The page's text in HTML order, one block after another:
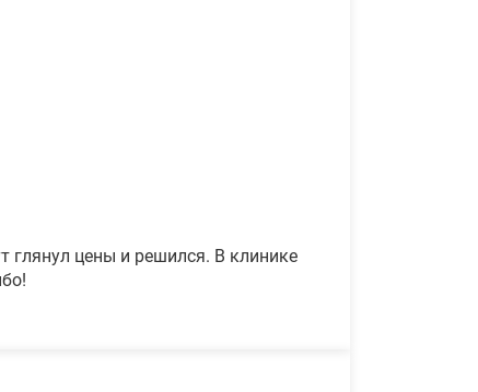
глянул цены и решился. В клинике